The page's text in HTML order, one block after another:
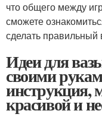
что общего между
сможете
сделать правильный
Идеи для
своими
инструкция,
красивой и